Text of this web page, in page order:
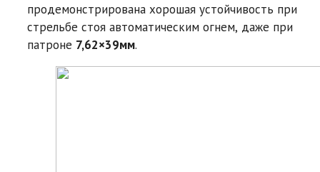
продемонстрирована хорошая устойчивость при
стрельбе стоя автоматическим огнем, даже при
патроне 7,62×39мм.